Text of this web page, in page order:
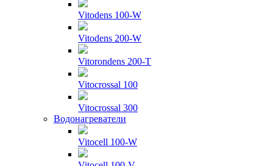
Vitodens 100-W
Vitodens 200-W
Vitorondens 200-T
Vitocrossal 100
Vitocrossal 300
Водонагреватели
Vitocell 100-W